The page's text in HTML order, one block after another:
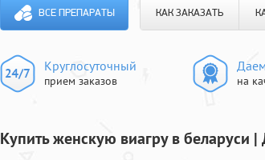
ВСЕ ПРЕПАРАТЫ КАК ЗАКАЗАТЬ
Круглосуточный
прием заказов на
Купить женскую виагру в беларуси